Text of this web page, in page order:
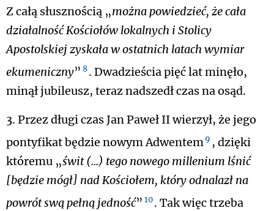
Z całą słusznością „można powiedzieć, że cała
działalność Kościołów lokalnych i Stolicy
Apostolskiej zyskała w ostatnich latach wymiar
ekumeniczny” 8. Dwadzieścia pięć lat minęło,
minął jubileusz, teraz nadszedł czas na osąd.
3. Przez długi czas Jan Paweł II wierzył, że jego
pontyfikat będzie nowym Adwentem9 , dzięki
któremu „świt (...) tego nowego millenium lśnić
[będzie mógł] nad Kościołem, który odnalazł na
powrót swą pełną jedność” 10. Tak więc trzeba